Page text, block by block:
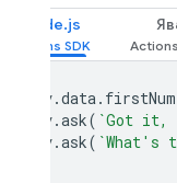
Node.js
conv.data. firstNum
conv.ask( `Got it,
conv.ask( `What's